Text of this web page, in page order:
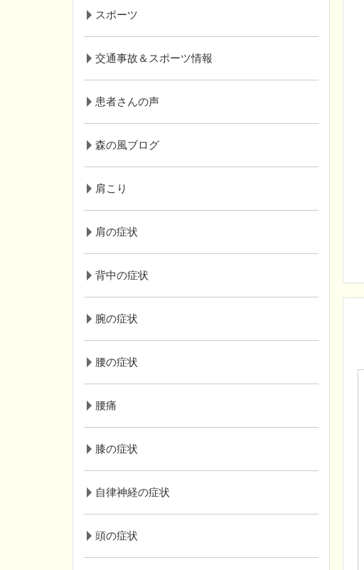
スポーツ
交通事故＆スポーツ情報
患者さんの声
森の風ブログ
肩こり
肩の症状
背中の症状
腕の症状
腰の症状
腰痛
膝の症状
自律神経の症状
頭の症状